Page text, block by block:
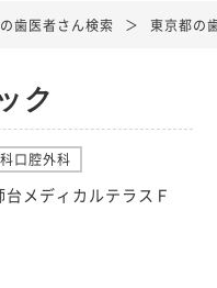
歯医者さん検索 東京都の
ク
口腔外科
メディカルテラスＦ